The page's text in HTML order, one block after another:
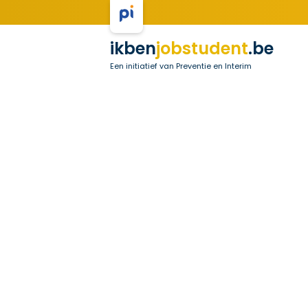
ikbenjobstudent.be
Een initiatief van Preventie en Interim